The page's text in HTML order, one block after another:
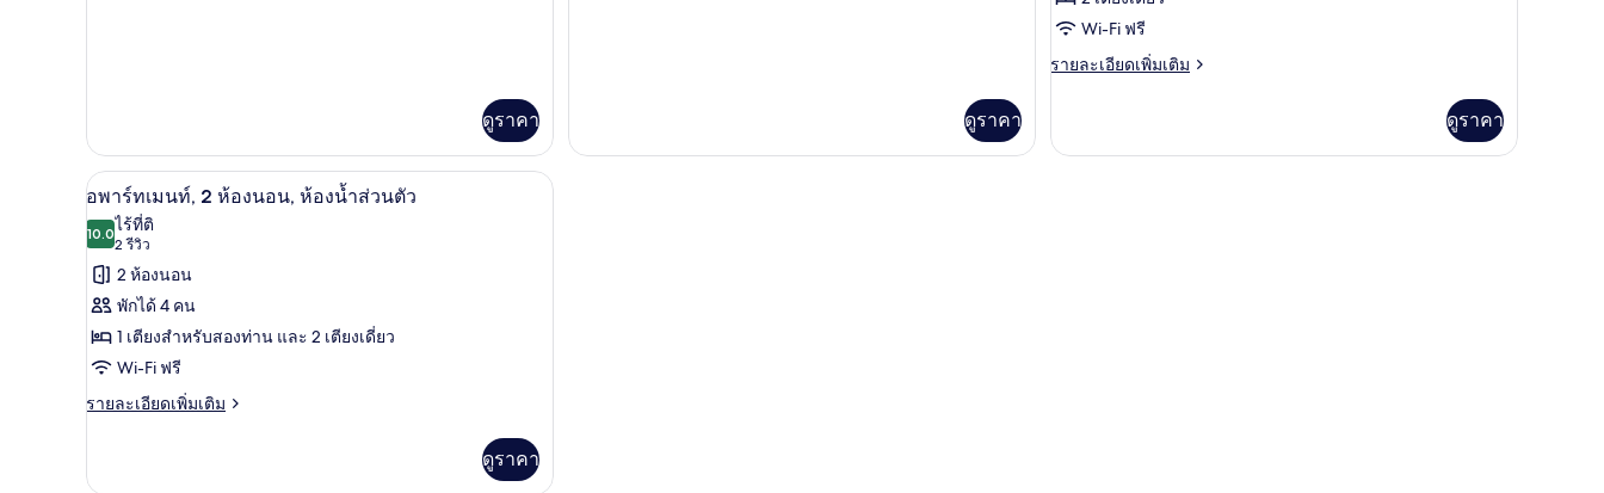
ดูราคา ดูราคา
Wi-Fi ฟรี
รายละเอียดเพิ่มเติม
ราย
เกี่ยว
ดูราคา
เปิด
ภาพถ่าย
ทั้งหมด
ของ
อ
พาร์
ท
อพาร์ทเมนท์, 2 ห้องนอน, ห้องน้ำส่วนตัว | อื่นๆ
1
อพาร์ทเมนท์, 2 ห้องนอน, ห้องน้ำส่วนตัว
10.010.0 จาก 10
ไร้ที่ติ
2 รีวิว
(2
รีวิว)
2 ห้องนอน
พักได้ 4 คน
1 เตียงสำหรับสองท่าน และ 2 เตียงเดี่ยว
Wi-Fi ฟรี
รายละเอียดเพิ่มเติม
ราย
เกี่ยว
ดูราคา